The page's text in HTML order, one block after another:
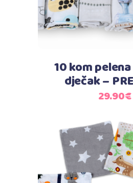
10 kom
dječak –
29.90€